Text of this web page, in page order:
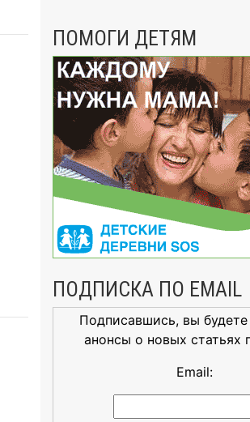
ПОМОГИ ДЕТЯМ
ПОДПИСКА ПО EMAIL
Подписавшись, вы будете
анонсы о новых статьях
Email: